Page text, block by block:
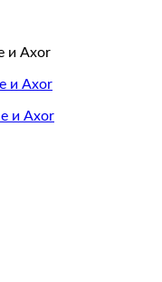
и Axor
и Axor
и Axor